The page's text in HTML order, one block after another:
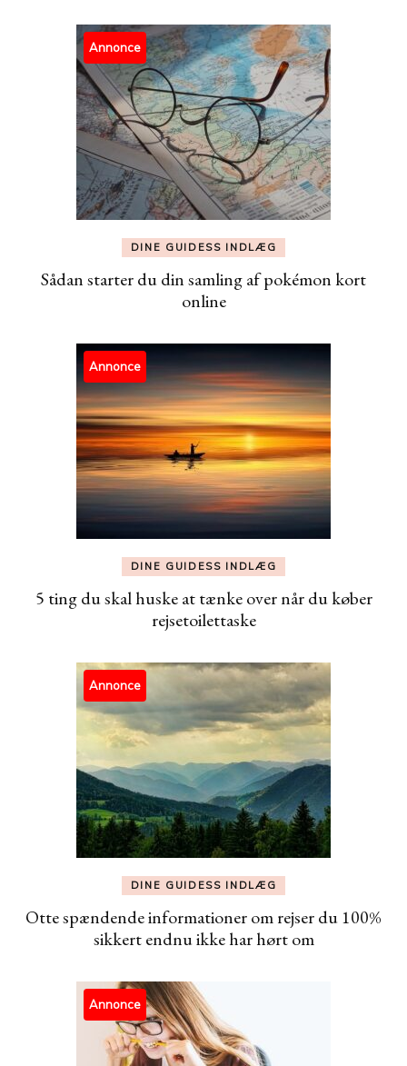
Annonce
DINE GUIDESS INDLÆG
Sådan starter du din samling af pokémon kort
online
Annonce
DINE GUIDESS INDLÆG
5 ting du skal huske at tænke over når du køber
rejsetoilettaske
Annonce
DINE GUIDESS INDLÆG
Otte spændende informationer om rejser du 100%
sikkert endnu ikke har hørt om
Annonce